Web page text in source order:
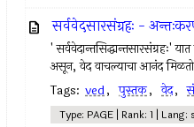
सर्ववेदसारसंग्रहः -
' सर्ववेदान्तसिद्धान्तसारसंग्रहः'
असून, वेद वाचल्याचा आनंद
Tags: ved, पुस्तक, वेद,
Type: PAGE | Rank: 1 | Lang: